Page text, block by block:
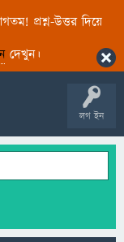
প্রশ্ন-উত্তর দিয়ে
দেখুন।
লগ ইন